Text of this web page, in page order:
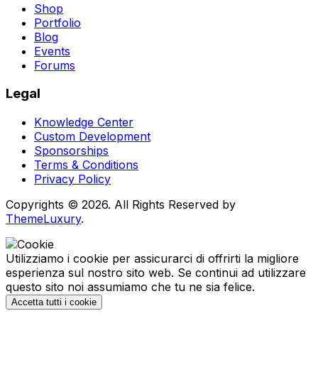
Shop
Portfolio
Blog
Events
Forums
Legal
Knowledge Center
Custom Development
Sponsorships
Terms & Conditions
Privacy Policy
Copyrights © 2026. All Rights Reserved by
ThemeLuxury.
Utilizziamo i cookie per assicurarci di offrirti la migliore
esperienza sul nostro sito web. Se continui ad utilizzare
questo sito noi assumiamo che tu ne sia felice.
Accetta tutti i cookie